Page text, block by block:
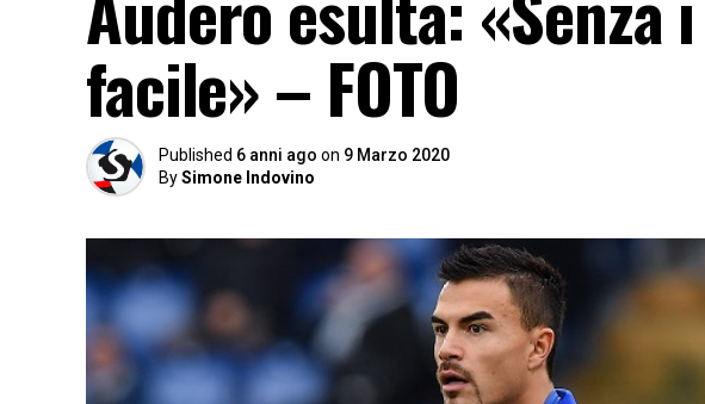
facile» – FOTO
Published 6 anni ago on 9 Marzo 2020
BySimone Indovino